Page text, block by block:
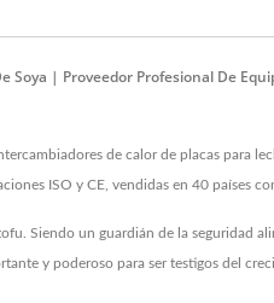
| Proveedor Profesional De
de calor de placas para
ISO y CE, vendidas en 40 países
Siendo un guardián de la seguridad
y poderoso para ser testigos del